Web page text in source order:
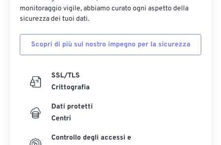
monitoraggio vigile, abbiamo curato ogni aspetto della
sicurezza dei tuoi dati.
Scopri di più sul nostro impegno per la sicurezza
SSL/TLS
Crittografia
Dati protetti
Centri
Controllo degli accessi e